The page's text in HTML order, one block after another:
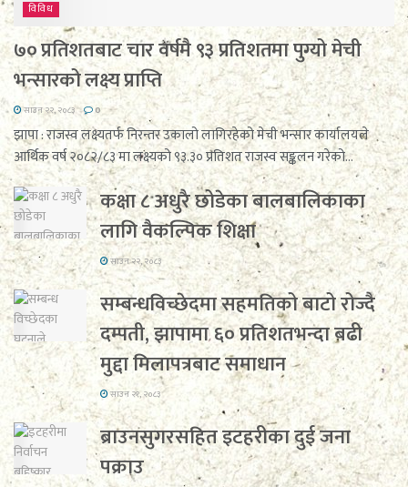
विविध
७० प्रतिशतबाट चार वर्षमै ९३ प्रतिशतमा पुग्यो मेची
भन्सारको लक्ष्य प्राप्ति
साउन २२, २०८३ 0
झापा : राजस्व लक्ष्यतर्फ निरन्तर उकालो लागिरहेको मेची भन्सार कार्यालयले
आर्थिक वर्ष २०८२/८३ मा लक्ष्यको ९३.३० प्रतिशत राजस्व सङ्कलन गरेको...
कक्षा ८ अधुरै छोडेका बालबालिकाका
लागि वैकल्पिक शिक्षा
साउन २२, २०८३
सम्बन्धविच्छेदमा सहमतिको बाटो रोज्दै
दम्पती, झापामा ६० प्रतिशतभन्दा बढी
मुद्दा मिलापत्रबाट समाधान
साउन २१, २०८३
ब्राउनसुगरसहित इटहरीका दुई जना
पक्राउ